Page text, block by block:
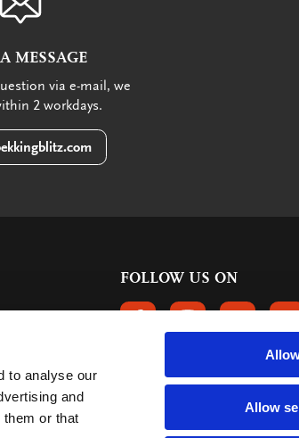
to analyse our
and
or that
Allow
MESSAGE
via e-mail, we
2 workdays.
FOLLOW US ON
FOLLOW US ON
FOLLOW US ON
FOLLOW
CUSTOMER REVIEWS